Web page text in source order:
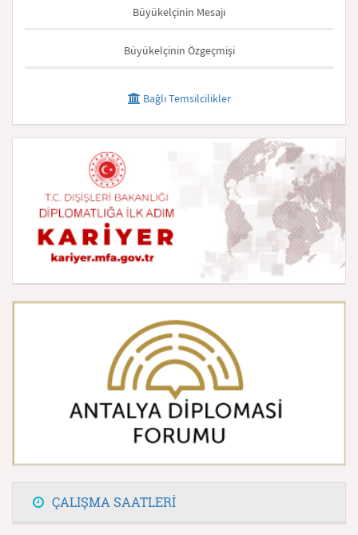
Büyükelçinin Mesajı
Büyükelçinin Özgeçmişi
Bağlı Temsilcilikler
ÇALIŞMA SAATLERİ